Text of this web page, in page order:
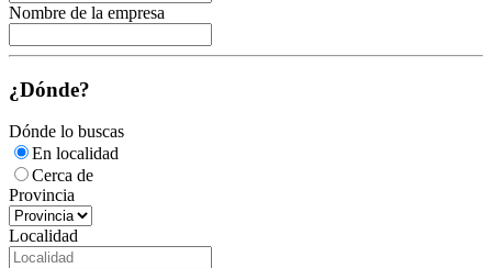
Nombre de la empresa
¿Dónde?
Dónde lo buscas
En localidad
Cerca de
Provincia
Localidad